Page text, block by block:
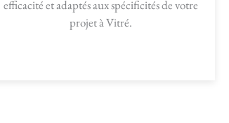
efficacité et adaptés aux spécificités de votre
projet à Vitré.